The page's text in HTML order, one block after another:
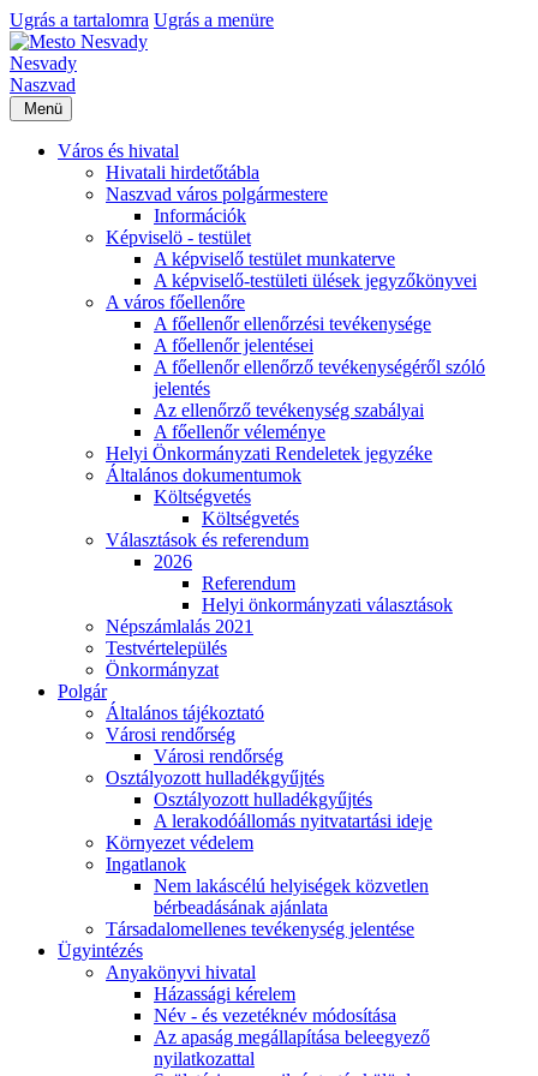
Ugrás a tartalomra Ugrás a menüre
Nesvady
Naszvad
Menü
Város és hivatal
Hivatali hirdetőtábla
Naszvad város polgármestere
Információk
Képviselö - testület
A képviselő testület munkaterve
A képviselő-testületi ülések jegyzőkönyvei
A város főellenőre
A főellenőr ellenőrzési tevékenysége
A főellenőr jelentései
A főellenőr ellenőrző tevékenységéről szóló
jelentés
Az ellenőrző tevékenység szabályai
A főellenőr véleménye
Helyi Önkormányzati Rendeletek jegyzéke
Általános dokumentumok
Költségvetés
Költségvetés
Választások és referendum
2026
Referendum
Helyi önkormányzati választások
Népszámlalás 2021
Testvértelepülés
Önkormányzat
Polgár
Általános tájékoztató
Városi rendőrség
Városi rendőrség
Osztályozott hulladékgyűjtés
Osztályozott hulladékgyűjtés
A lerakodóállomás nyitvatartási ideje
Környezet védelem
Ingatlanok
Nem lakáscélú helyiségek közvetlen
bérbeadásának ajánlata
Társadalomellenes tevékenység jelentése
Ügyintézés
Anyakönyvi hivatal
Házassági kérelem
Név - és vezetéknév módosítása
Az apaság megállapítása beleegyező
nyilatkozattal